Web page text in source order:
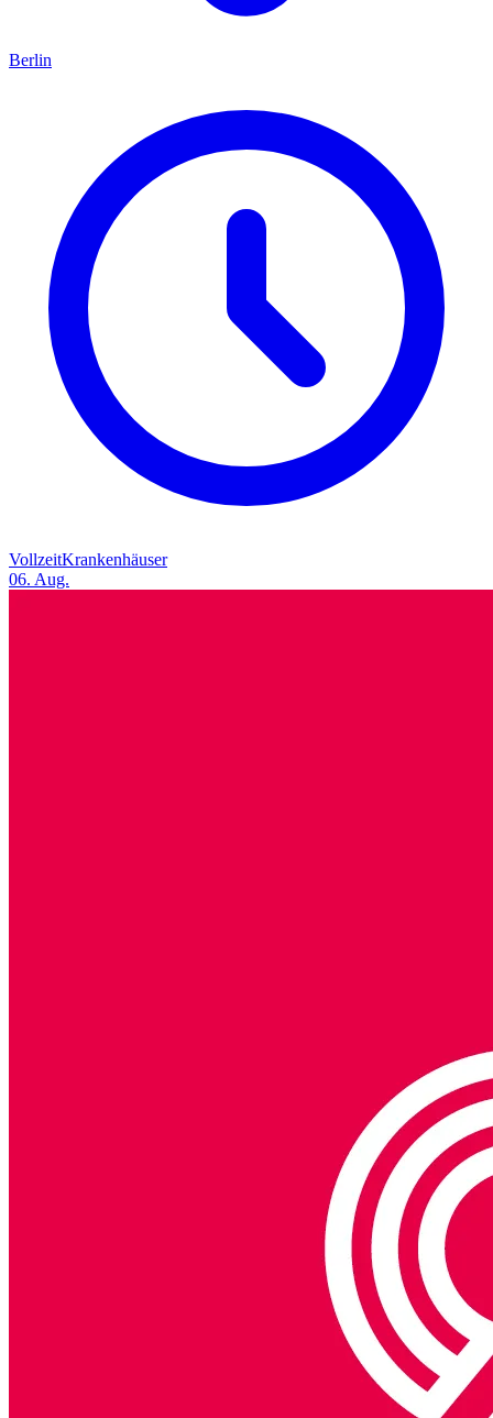
Berlin
VollzeitKrankenhäuser
06. Aug.